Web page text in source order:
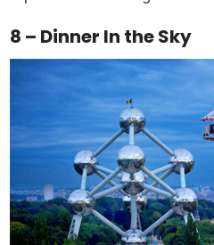
8 – Dinner In the Sky